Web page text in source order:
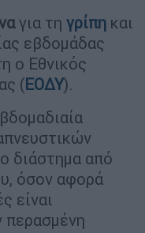
για τη γρίπη και
εβδομάδας
ο Εθνικός
(ΕΟΔΥ).
διάστημα από
όσον αφορά
είναι
περασμένη